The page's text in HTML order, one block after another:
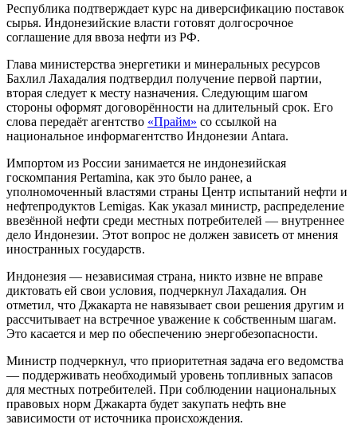
Республика подтверждает курс на диверсификацию поставок
сырья. Индонезийские власти готовят долгосрочное
соглашение для ввоза нефти из РФ.
Глава министерства энергетики и минеральных ресурсов
Бахлил Лахадалия подтвердил получение первой партии,
вторая следует к месту назначения. Следующим шагом
стороны оформят договорённости на длительный срок. Его
слова передаёт агентство «Прайм» со ссылкой на
национальное информагентство Индонезии Antara.
Импортом из России занимается не индонезийская
госкомпания Pertamina, как это было ранее, а
уполномоченный властями страны Центр испытаний нефти и
нефтепродуктов Lemigas. Как указал министр, распределение
ввезённой нефти среди местных потребителей — внутреннее
дело Индонезии. Этот вопрос не должен зависеть от мнения
иностранных государств.
Индонезия — независимая страна, никто извне не вправе
диктовать ей свои условия, подчеркнул Лахадалия. Он
отметил, что Джакарта не навязывает свои решения другим и
рассчитывает на встречное уважение к собственным шагам.
Это касается и мер по обеспечению энергобезопасности.
Министр подчеркнул, что приоритетная задача его ведомства
— поддерживать необходимый уровень топливных запасов
для местных потребителей. При соблюдении национальных
правовых норм Джакарта будет закупать нефть вне
зависимости от источника происхождения.